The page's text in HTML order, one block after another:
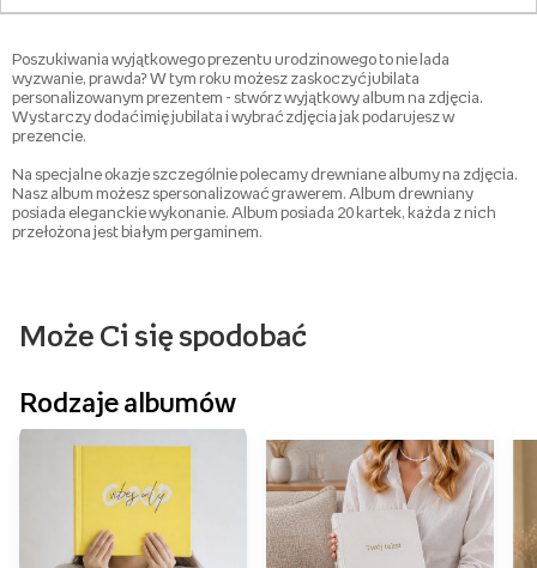
Poszukiwania wyjątkowego prezentu urodzinowego to nie lada
wyzwanie, prawda? W tym roku możesz zaskoczyć jubilata
personalizowanym prezentem - stwórz wyjątkowy album na zdjęcia.
Wystarczy dodać imię jubilata i wybrać zdjęcia jak podarujesz w
prezencie.
Na specjalne okazje szczególnie polecamy drewniane albumy na zdjęcia.
Nasz album możesz spersonalizować grawerem. Album drewniany
posiada eleganckie wykonanie. Album posiada 20 kartek, każda z nich
przełożona jest białym pergaminem.
Może Ci się spodobać
Rodzaje albumów